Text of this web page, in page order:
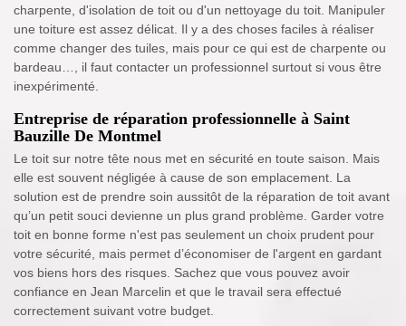
charpente, d'isolation de toit ou d'un nettoyage du toit. Manipuler
une toiture est assez délicat. Il y a des choses faciles à réaliser
comme changer des tuiles, mais pour ce qui est de charpente ou
bardeau…, il faut contacter un professionnel surtout si vous être
inexpérimenté.
Entreprise de réparation professionnelle à Saint
Bauzille De Montmel
Le toit sur notre tête nous met en sécurité en toute saison. Mais
elle est souvent négligée à cause de son emplacement. La
solution est de prendre soin aussitôt de la réparation de toit avant
qu’un petit souci devienne un plus grand problème. Garder votre
toit en bonne forme n'est pas seulement un choix prudent pour
votre sécurité, mais permet d’économiser de l'argent en gardant
vos biens hors des risques. Sachez que vous pouvez avoir
confiance en Jean Marcelin et que le travail sera effectué
correctement suivant votre budget.